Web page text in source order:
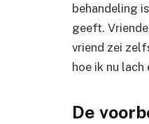
behandeling
geeft.
vriend zei
hoe ik nu
De